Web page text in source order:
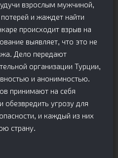
взрослым мужчиной,
и жаждет найти
происходит взрыв на
выявляет, что это не
Дело передают
организации Турции,
и анонимностью.
принимают на себя
обезвредить угрозу для
и каждый из них
страну.